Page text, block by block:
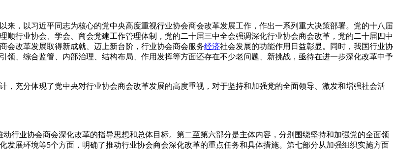
来，以习近平同志为核心的党中央高度重视行业协会商会改革发展工作，作出一系列重大决策部署。党的十八届
行业协会、学会、商会党建工作管理体制，党的二十届三中全会强调深化行业协会商会改革，党的二十届四中
会改革发展取得新成就、迈上新台阶，行业协会商会服务经济社会发展的功能作用日益彰显。同时，我国行业协
、综合监管、内部治理、结构布局、作用发挥等方面还存在不少老问题、新挑战，亟待在进一步深化改革中予
充分体现了党中央对行业协会商会改革发展的高度重视，对于坚持和加强党的全面领导、激发和增强社会活
业协会商会深化改革的指导思想和总体目标。第二至第六部分是主体内容，分别围绕坚持和加强党的全面领
展环境等5个方面，明确了推动行业协会商会深化改革的重点任务和具体措施。第七部分从加强组织实施方面